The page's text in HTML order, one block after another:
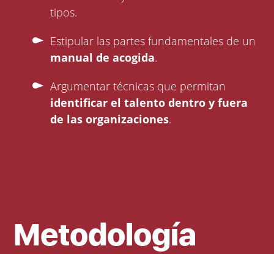
tipos.
Estipular las partes fundamentales de un
manual de acogida.
Argumentar técnicas que permitan
identificar el talento dentro y fuera
de las organizaciones.
Metodología